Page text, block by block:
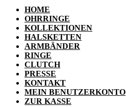
HOME
OHRRINGE
KOLLEKTIONEN
HALSKETTEN
ARMBÄNDER
RINGE
CLUTCH
PRESSE
KONTAKT
MEIN BENUTZERKONTO
ZUR KASSE